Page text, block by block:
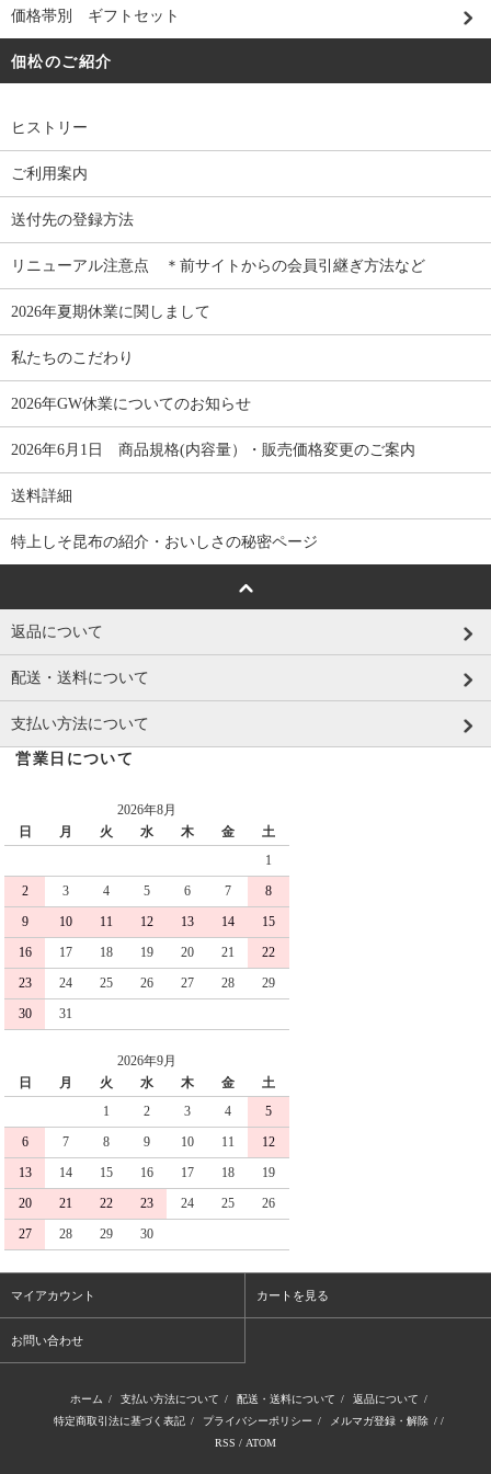
価格帯別 ギフトセット
佃松のご紹介
ヒストリー
ご利用案内
送付先の登録方法
リニューアル注意点 ＊前サイトからの会員引継ぎ方法など
2026年夏期休業に関しまして
私たちのこだわり
2026年GW休業についてのお知らせ
2026年6月1日 商品規格(内容量）・販売価格変更のご案内
送料詳細
特上しそ昆布の紹介・おいしさの秘密ページ
返品について
配送・送料について
支払い方法について
営業日について
2026年8月
日
月 火 水 木 金
土
1
2
3 4 5 6 7
8
9
10 11 12 13 14
15
16
17 18 19 20 21
22
23
24 25 26 27 28
29
30
31
2026年9月
日
月 火 水 木 金
土
1
2 3 4
5
6
7 8 9 10 11
12
13
14 15 16 17 18
19
20
21 22 23 24 25
26
27
28 29 30
マイアカウント カートを見る
お問い合わせ
ホーム / 支払い方法について / 配送・送料について / 返品について /
特定商取引法に基づく表記 / プライバシーポリシー / メルマガ登録・解除 / /
RSS / ATOM